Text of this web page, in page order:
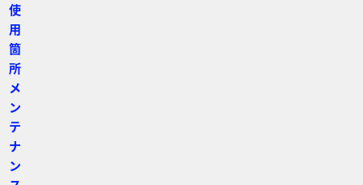
使
用
箇
所
メ
ン
テ
ナ
ン